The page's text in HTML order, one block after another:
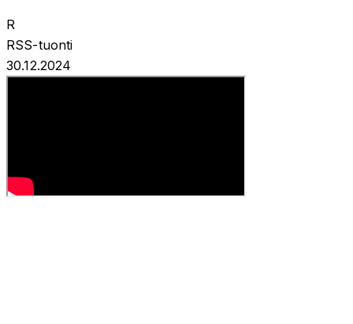
R
RSS-tuonti
30.12.2024